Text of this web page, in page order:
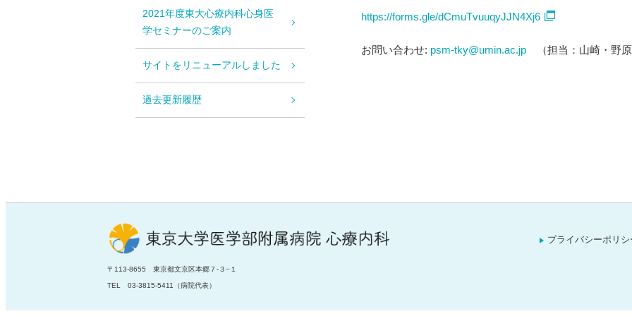
https://forms.gle/dCmuTvuuqyJJN4Xj6
お問い合わせ: psm-tky@umin.ac.jp （担当：山崎・野原
2021年度東大心療内科心身医
学セミナーのご案内
サイトをリニューアルしました
過去更新履歴
〒113-8655 東京都文京区本郷７-３−１
TEL 03-3815-5411（病院代表）
プライバシーポリシ